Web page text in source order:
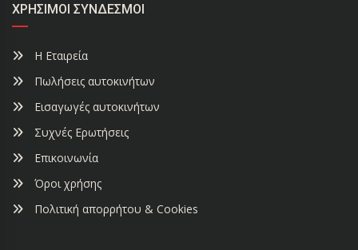
ΧΡΉΣΙΜΟΙ ΣΎΝΔΕΣΜΟΙ
Η Εταιρεία
Πωλήσεις αυτοκινήτων
Εισαγωγές αυτοκινήτων
Συχνές Ερωτήσεις
Επικοινωνία
Όροι χρήσης
Πολιτική απορρήτου & Cookies